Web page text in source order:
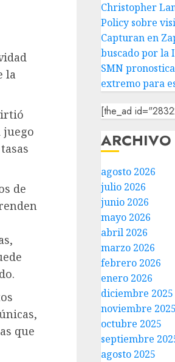
la
juego
de
que
Christopher
Policy sobre
Capturan en
buscado por la
SMN
extremo para
[the_ad
ARCHIVO
agosto 2026
julio 2026
junio 2026
mayo 2026
abril 2026
marzo 2026
febrero 2026
enero 2026
diciembre 2025
noviembre 2025
octubre 2025
septiembre
agosto 2025